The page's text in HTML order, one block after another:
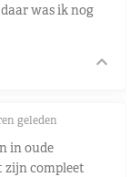
was ik nog
geleden
in oude
zijn compleet